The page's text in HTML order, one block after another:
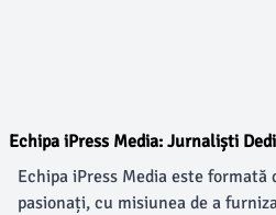
Echipa iPress Media: Jurnaliști
Echipa iPress Media este
pasionați, cu misiunea de a